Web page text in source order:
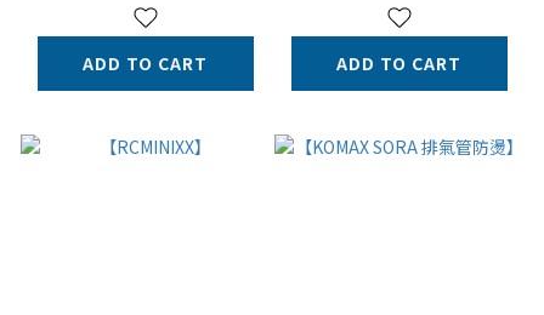
ADD TO CART ADD TO CART